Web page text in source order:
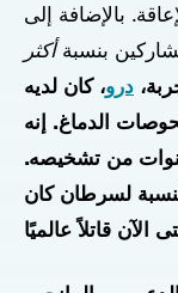
بالإضافة إلى
بنسبةأكثر
درو، كان لديه
الدماغ. إنه
من تشخيصه.
لسرطان كان